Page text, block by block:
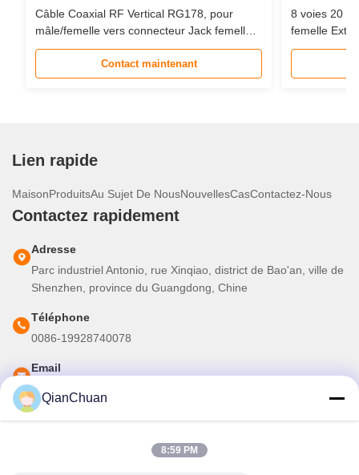
Câble Coaxial RF Vertical RG178, pour
mâle/femelle vers connecteur Jack femelle
MHF-1, câble d'extension en queue de
Contact maintenant
8 voies 20
femelle
câble
Lien rapide
MaisonProduitsAu Sujet De NousNouvellesCasContactez-Nous
Contactez rapidement
Adresse
Parc industriel Antonio, rue Xinqiao, district de Bao'an, ville de
Shenzhen, province du Guangdong, Chine
Téléphone
0086-19928740078
Email
martins.shen520@gmail.com
QianChuan
8:59 PM